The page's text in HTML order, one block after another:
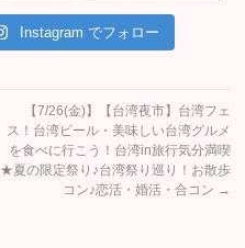
Instagram でフォロー
【7/26(金)】【台湾夜市】台湾フェ
ス！台湾ビール・美味しい台湾グルメ
を食べに行こう！台湾in旅行気分満喫
★夏の限定祭り♪台湾祭り巡り！お散歩
コン♪恋活・婚活・合コン →